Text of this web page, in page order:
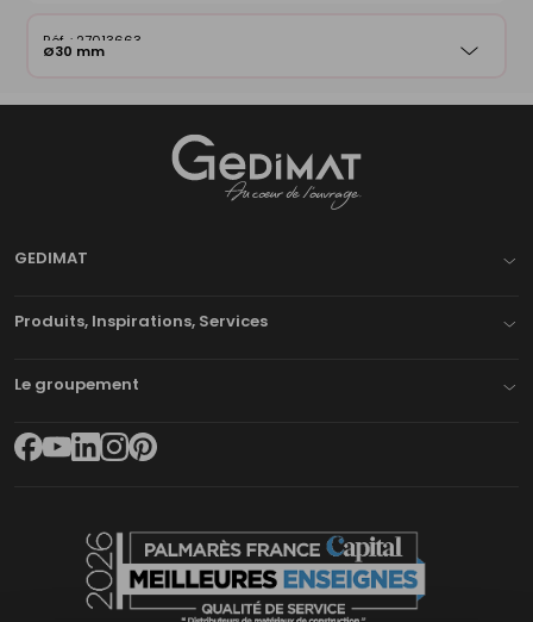
27013663
Ø30 mm
GEDIMAT
Produits, Inspirations, Services
Le groupement